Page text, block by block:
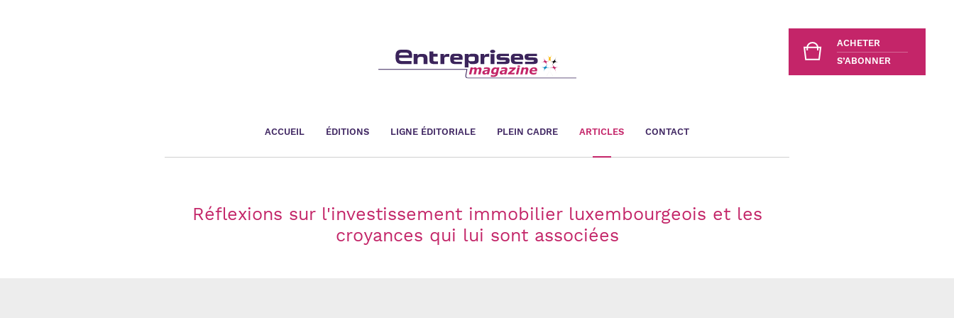
ACCUEIL ÉDITIONS LIGNE ÉDITORIALE PLEIN CADRE ARTICLES CONTACT
ACHETER
S’ABONNER
Réflexions sur l'investissement immobilier luxembourgeois et les
croyances qui lui sont associées